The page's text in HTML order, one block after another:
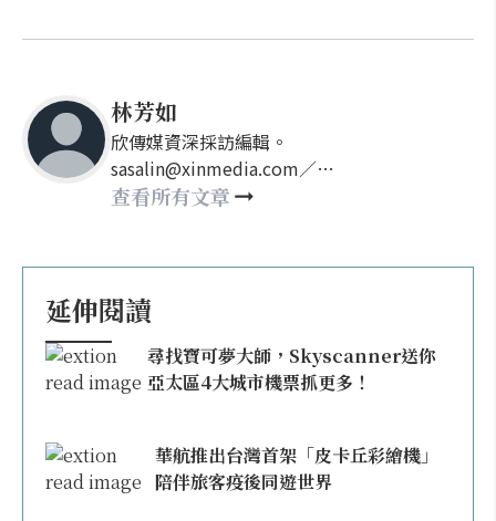
林芳如
欣傳媒資深採訪編輯。
sasalin@xinmedia.com／
happy21917@gmail.com
查看所有文章
延伸閱讀
尋找寶可夢大師，Skyscanner送你
亞太區4大城市機票抓更多！
華航推出台灣首架「皮卡丘彩繪機」
陪伴旅客疫後同遊世界